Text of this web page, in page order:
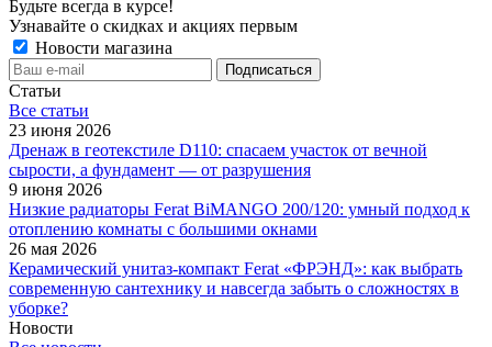
Будьте всегда в курсе!
Узнавайте о скидках и акциях первым
Новости магазина
Статьи
Все cтатьи
23 июня 2026
Дренаж в геотекстиле D110: спасаем участок от вечной
сырости, а фундамент — от разрушения
9 июня 2026
Низкие радиаторы Ferat BiMANGO 200/120: умный подход к
отоплению комнаты с большими окнами
26 мая 2026
Керамический унитаз-компакт Ferat «ФРЭНД»: как выбрать
современную сантехнику и навсегда забыть о сложностях в
уборке?
Новости